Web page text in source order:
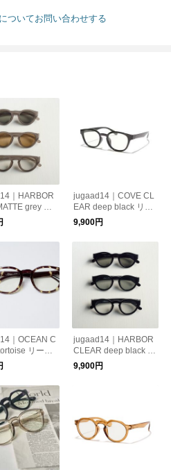
ついてお問い合わせする
｜HARBOR
grey サ
日本製 鯖江
地 ストレスフ
性レンズ 紫
jugaad14｜COVE CL
EAR deep black リー
ディンググラス 日本
製 鯖江 かけ心地 ス
レンズ 紫外線カット
老眼鏡
9,900円
｜OCEAN C
リーデ
ラス 日本製
け心地 スト
ー 機能性レ
外線カット 老
の日 ギフト
jugaad14｜HARBOR
CLEAR deep black 日
本製 鯖江 かけ心地
ストレスフリー 機能
9,900円